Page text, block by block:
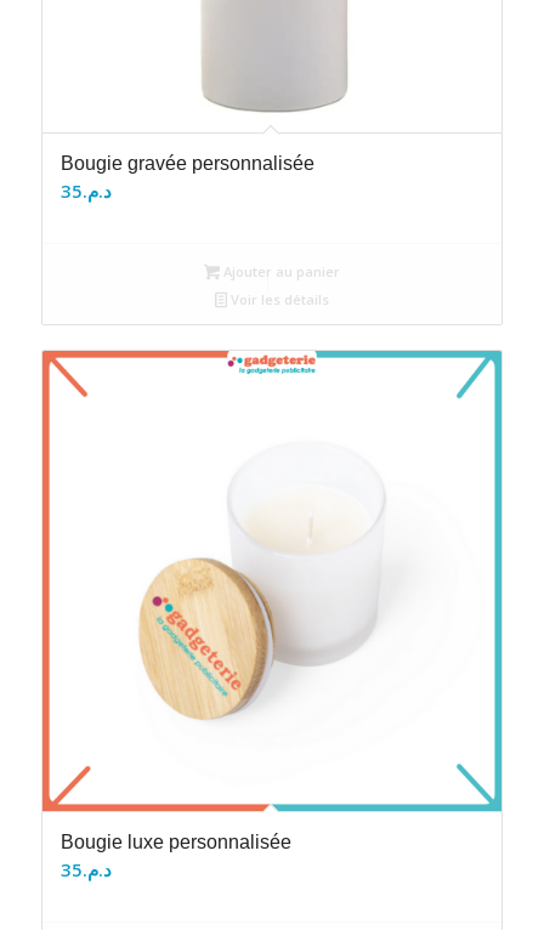
Bougie gravée personnalisée
د.م.35
Ajouter au panier
Voir les détails
Bougie luxe personnalisée
د.م.35